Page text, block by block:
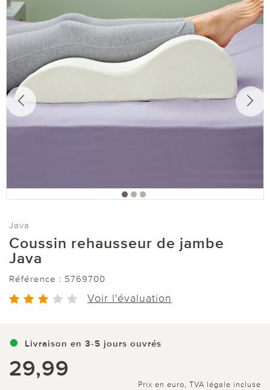
Java
Coussin rehausseur de jambe
Java
Référence : 5769700
Voir l'évaluation
Livraison en 3-5 jours ouvrés
29,99
Prix en euro, TVA légale incluse